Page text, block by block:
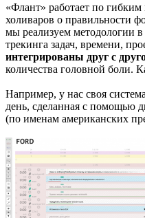
«Флант» работает по
холиваров о правильности
мы реализуем методологии
трекинга задач, времени,
интегрированы друг с
количества головной боли.
Например, у нас своя
день, сделанная с помощью
(по именам американских